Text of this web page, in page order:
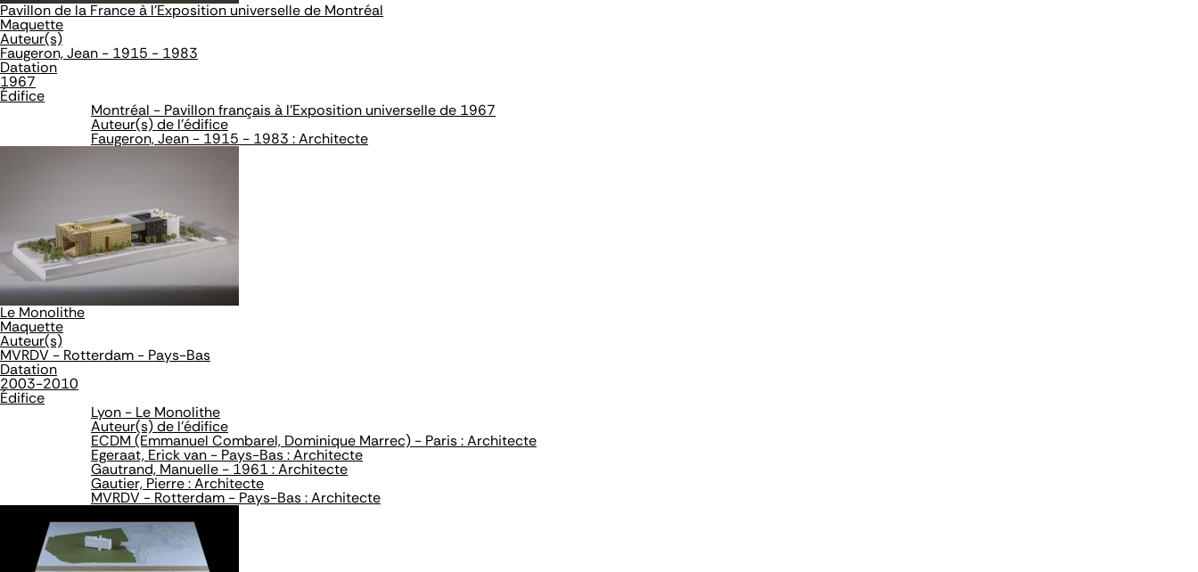
Pavillon de la France à l'Exposition universelle de Montréal
Maquette
Auteur(s)
Faugeron, Jean - 1915 - 1983
Datation
1967
Édifice
Montréal - Pavillon français à l'Exposition universelle de 1967
Auteur(s) de l'édifice
Faugeron, Jean - 1915 - 1983 : Architecte
Le Monolithe
Maquette
Auteur(s)
MVRDV - Rotterdam - Pays-Bas
Datation
2003-2010
Édifice
Lyon - Le Monolithe
Auteur(s) de l'édifice
ECDM (Emmanuel Combarel, Dominique Marrec) - Paris : Architecte
Egeraat, Erick van - Pays-Bas : Architecte
Gautrand, Manuelle - 1961 : Architecte
Gautier, Pierre : Architecte
MVRDV - Rotterdam - Pays-Bas : Architecte